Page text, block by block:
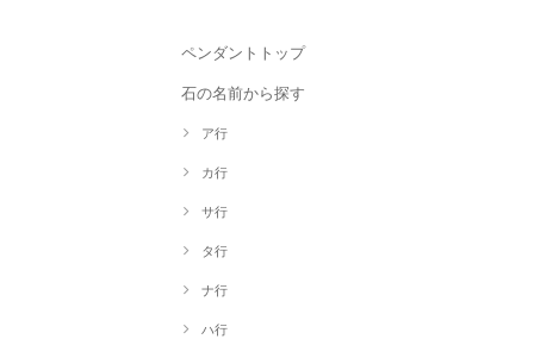
ペンダントトップ
石の名前から探す
ア行
カ行
サ行
タ行
ナ行
ハ行